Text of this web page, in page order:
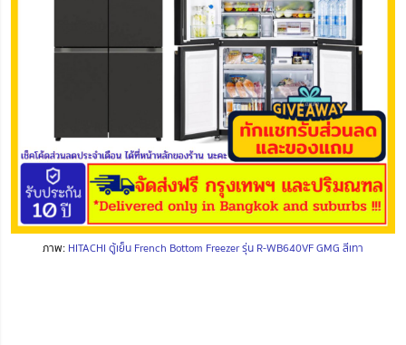
ภาพ: HITACHI ตู้เย็น French Bottom Freezer รุ่น R-WB640VF GMG สีเทา